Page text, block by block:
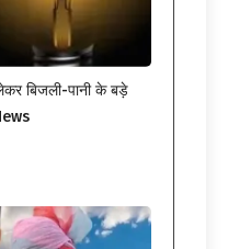
बिजली-पानी के बड़े